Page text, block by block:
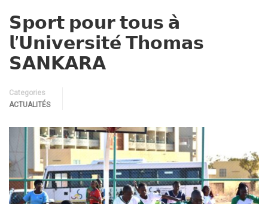
𝗦𝗽𝗼𝗿𝘁 𝗽𝗼𝘂𝗿 𝘁𝗼𝘂𝘀 𝗮̀
𝗹’𝗨𝗻𝗶𝘃𝗲𝗿𝘀𝗶𝘁𝗲́ 𝗧𝗵𝗼𝗺𝗮𝘀
𝗦𝗔𝗡𝗞𝗔𝗥𝗔
Categories
ACTUALITÉS